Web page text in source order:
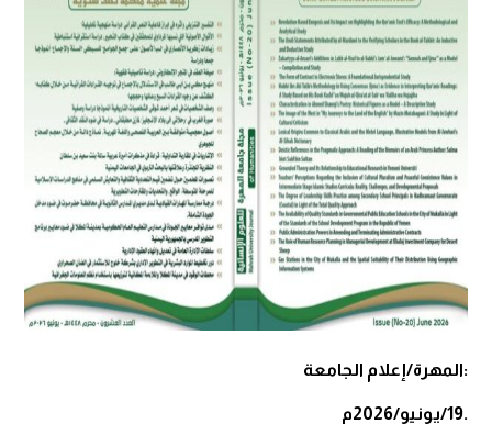
:المهرة/إعلام الجامعة
.19/يونيو/2026م